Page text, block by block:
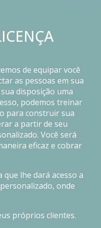
de equipar você
as pessoas em sua
disposição uma
podemos treinar
para construir sua
a partir de seu
Você será
eficaz e cobrar
que lhe dará acesso a
onde
próprios clientes.